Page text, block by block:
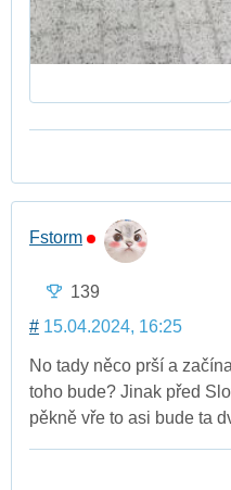
Fstorm
139
# 15.04.2024, 16:25
No tady něco prší a
toho bude? Jinak před
pěkně vře to asi bude ta